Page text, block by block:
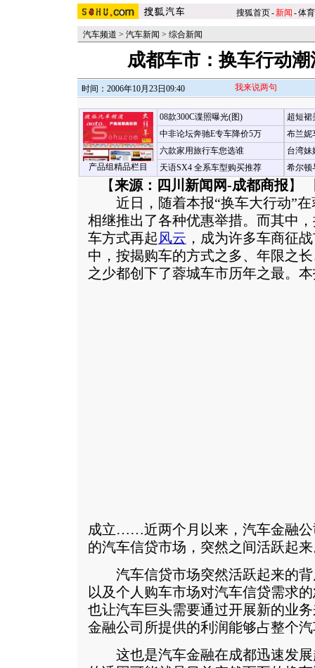
搜狐首页-新闻 -体育
汽车频道 > 汽车新闻 > 综合新闻
成都车市：换车行动
时间：2006年10月23日09:40 我来说两句
产品组精品栏目
08款300C谍照曝光(图)
中非论坛奔驰E专车降价5万
六款家用旅行车您选谁
天语SX4 全系车型购买推荐
超短裙
布兰妮
台湾妹
希尔顿
【来源：四川新闻网-成都商报 】
近日，随着本报“换车大行动”在
相继推出了各种优惠举措。而其中
车方式再起 风云 ，成为许多车商征
中，按揭购车的方式之多、年限之
之少都创下了蓉城车市历年之最。
成立……近两个月以来，汽车金融公
的汽车信贷市场，突然之间活跃起
汽车信贷市场突然活跃起来的背
以及个人购车市场对汽车信贷需求
也让汽车巨头需要通过开展新的业
金融公司所提供的利润能够占整个
这也是汽车金融在成都迅速发展